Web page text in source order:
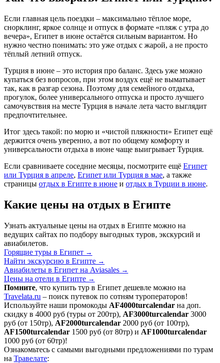
Если главная цель поездки – максимально тёплое море,
снорклинг, яркое солнце и отпуск в формате «пляж с утра до
вечера», Египет в июне остаётся сильным вариантом. Но
нужно честно понимать: это уже отдых с жарой, а не просто
тёплый летний отпуск.
Турция в июне – это история про баланс. Здесь уже можно
купаться без вопросов, при этом воздух ещё не выматывает
так, как в разгар сезона. Поэтому для семейного отдыха,
прогулок, более универсального отпуска и просто лучшего
самочувствия на месте Турция в начале лета часто выглядит
предпочтительнее.
Итог здесь такой: по морю и «чистой пляжности» Египет ещё
держится очень уверенно, а вот по общему комфорту и
универсальности отдыха в июне чаще выигрывает Турция.
Если сравниваете соседние месяцы, посмотрите ещё Египет
или Турция в апреле, Египет или Турция в мае, а также
страницы отдых в Египте в июне и отдых в Турции в июне.
Какие цены на отдых в Египте
Узнать актуальные цены на отдых в Египте можно на
ведущих сайтах по подбору выгодных туров, экскурсий и
авиабилетов.
Горящие туры в Египет →
Найти экскурсию в Египте →
Авиабилеты в Египет на Aviasales →
Цены на отели в Египте →
Помните, что купить тур в Египет дешевле можно на
Travelata.ru – поиск путевок по сотням туроператоров!
Используйте наши промокоды AF4000turcalendar на доп.
скидку в 4000 руб (туры от 200тр), AF3000turcalendar 3000
руб (от 150тр), AF2000turcalendar 2000 руб (от 100тр),
AF1500turcalendar 1500 руб (от 80тр) и AF1000turcalendar
1000 руб (от 60тр)!
Ознакомьтесь с самыми выгодными предложениями по турам
на Травелате: